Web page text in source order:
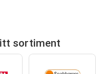
sortiment